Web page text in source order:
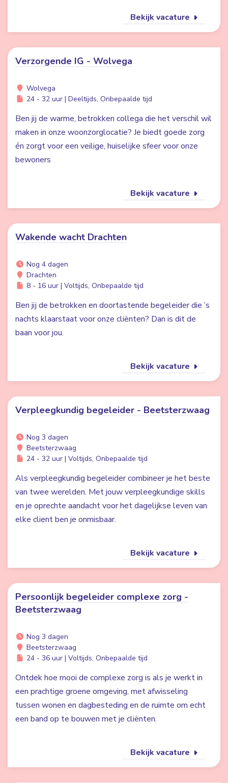
Bekijk vacature
Verzorgende IG - Wolvega
Wolvega
24 - 32 uur | Deeltijds, Onbepaalde tijd
Ben jij de warme, betrokken collega die het verschil wil
maken in onze woonzorglocatie? Je biedt goede zorg
én zorgt voor een veilige, huiselijke sfeer voor onze
bewoners
Bekijk vacature
Wakende wacht Drachten
Nog 4 dagen
Drachten
8 - 16 uur | Voltijds, Onbepaalde tijd
Ben jij de betrokken en doortastende begeleider die ’s
nachts klaarstaat voor onze cliënten? Dan is dit de
baan voor jou.
Bekijk vacature
Verpleegkundig begeleider - Beetsterzwaag
Nog 3 dagen
Beetsterzwaag
24 - 32 uur | Voltijds, Onbepaalde tijd
Als verpleegkundig begeleider combineer je het beste
van twee werelden. Met jouw verpleegkundige skills
en je oprechte aandacht voor het dagelijkse leven van
elke client ben je onmisbaar.
Bekijk vacature
Persoonlijk begeleider complexe zorg -
Beetsterzwaag
Nog 3 dagen
Beetsterzwaag
24 - 36 uur | Voltijds, Onbepaalde tijd
Ontdek hoe mooi de complexe zorg is als je werkt in
een prachtige groene omgeving, met afwisseling
tussen wonen en dagbesteding en de ruimte om echt
een band op te bouwen met je cliënten.
Bekijk vacature